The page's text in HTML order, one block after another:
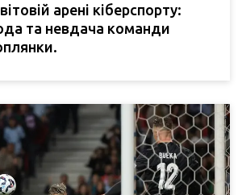
арені кіберспорту:
та невдача команди